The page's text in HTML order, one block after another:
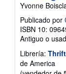
Yvonne
Publicado por
ISBN 10:
Antiguo o
Librería:
de America